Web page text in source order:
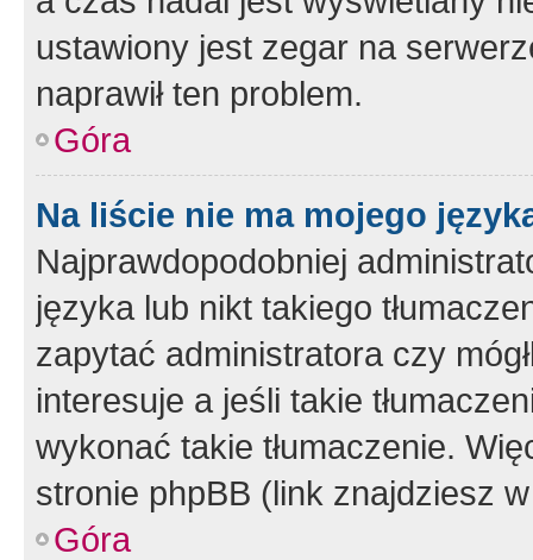
ustawiony jest zegar na
naprawił ten problem.
Góra
Na liście nie ma mojego
Najprawdopodobniej
języka lub nikt takiego
zapytać administratora czy
interesuje a jeśli takie
wykonać takie tłumaczenie.
stronie phpBB (link znajdziesz
Góra